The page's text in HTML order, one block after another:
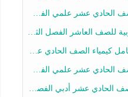
علمي الفصل الثاني 2025-2026
العاشر الفصل الثاني 2025-2026
عشر علمي الفصل الثاني 2025-2026
علمي الفصل الثاني 2025-2026
أدبي الفصل الثاني 2025-2026